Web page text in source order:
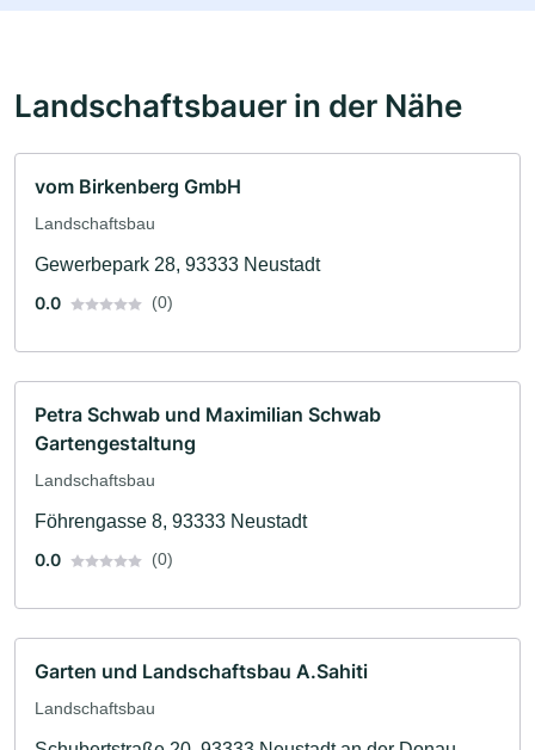
Landschaftsbauer in der Nähe
vom Birkenberg GmbH
Landschaftsbau
Gewerbepark 28, 93333 Neustadt
0.0
(0)
Petra Schwab und Maximilian Schwab
Gartengestaltung
Landschaftsbau
Föhrengasse 8, 93333 Neustadt
0.0
(0)
Garten und Landschaftsbau A.Sahiti
Landschaftsbau